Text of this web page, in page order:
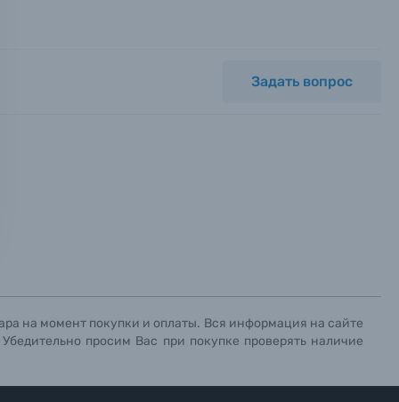
Задать вопрос
на момент покупки и оплаты. Вся информация на сайте
просим Вас при покупке проверять наличие